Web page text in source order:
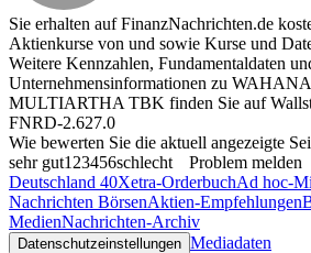
Sie erhalten auf FinanzNachrichten.de
Aktienkurse von und sowie Kurse und
Weitere Kennzahlen, Fundamentaldaten
Unternehmensinformationen zu
MULTIARTHA TBK finden Sie auf
FNRD-2.627.0
Wie bewerten Sie die aktuell angezeigte
sehr gut1 23456schlecht
Problem melden
Deutschland 40Xetra-OrderbuchAd hoc-
Nachrichten BörsenAktien-Empfehlungen
MedienNachrichten-Archiv
Datenschutzeinstellungen Mediadaten